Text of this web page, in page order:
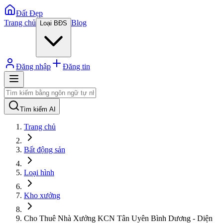
Đất Đẹp
Trang chủ
Loại BĐS Blog
Đăng nhập Đăng tin
Tìm kiếm AI
Trang chủ
Bất động sản
Loại hình
Kho xưởng
Cho Thuê Nhà Xưởng KCN Tân Uyên Bình Dương - Diện